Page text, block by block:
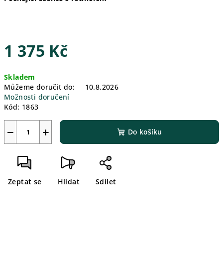
1 375 Kč
cena:
Skladem
Můžeme doručit do:
10.8.2026
Možnosti doručení
Kód: 1863
+
− Do košíku
Zeptat se Hlídat Sdílet